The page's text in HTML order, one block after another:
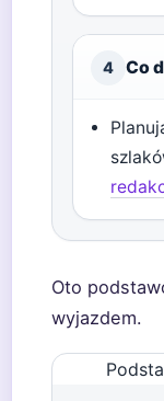
4 Co
Oto
wyjazdem.